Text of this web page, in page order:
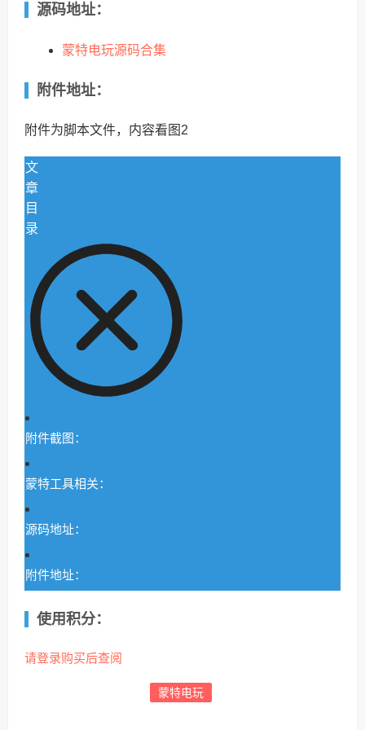
源码地址：
蒙特电玩源码合集
附件地址：
附件为脚本文件，内容看图2
文
章
目
录
附件截图：
蒙特工具相关：
源码地址：
附件地址：
使用积分：
请登录购买后查阅
蒙特电玩